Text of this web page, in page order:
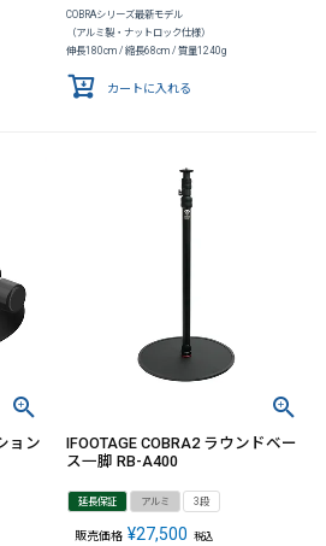
COBRAシリーズ最新モデル
（アルミ製・ナットロック仕様）
伸長180cm / 縮長68cm / 質量1240g
カートに入れる
ョン
IFOOTAGE COBRA2 ラウンドベー
ス一脚 RB-A400
延長保証 アルミ 3段
販売価格 ¥27,500 税込